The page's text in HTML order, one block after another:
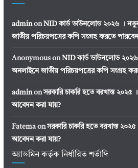
adminonNID কার্ড ডাউনলোড ২০২৬ ।
জাতীয় পরিচয়পত্রের কপি সংগ্রহ করতে পারবেন
AnonymousonNID কার্ড ডাউনলোড
অনলাইনে জাতীয় পরিচয়পত্রের কপি সংগ্রহ
adminonসরকারি চাকরি হতে বরখাস্ত ২০২৫
আবেদন করা যায়?
Fatemaonসরকারি চাকরি হতে বরখাস্ত
আবেদন করা যায়?
অ্যাডমিন কর্তৃক নির্ধারিত শর্তাদি